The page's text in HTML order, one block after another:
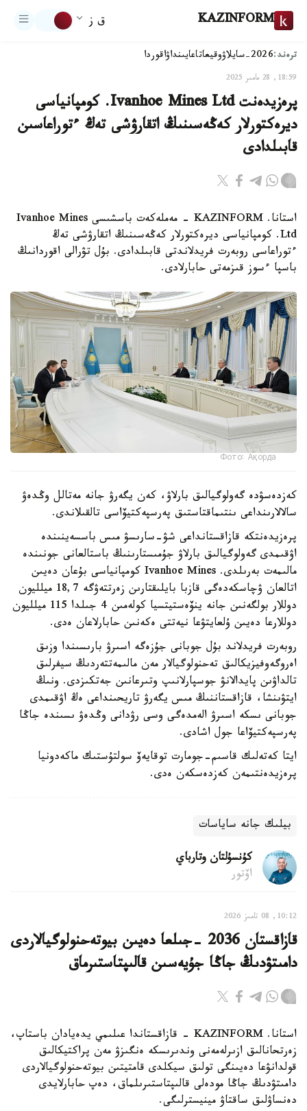
KAZINFORM ق ز
ترەند:2026-سايلاۋ وقيعاتاعايىنداۋاقوردا
18:59, 28 مامىر 2025
پرەزيدەنت Ivanhoe Mines Ltd. كومپانياسى
ديرەكتورلار كەڭەسىنىڭ اتقارۋشى تەڭ ءتوراعاسىن
قابىلدادى
استانا. KAZINFORM - مەملەكەت باسشىسى Ivanhoe Mines
Ltd. كومپانياسى ديرەكتورلار كەڭەسىنىڭ اتقارۋشى تەڭ
ءتوراعاسى روبەرت فريدلاندتى قابىلدادى. بۇل تۋرالى اقوردانىڭ
باسپا ءسوز قىزمەتى حابارلادى.
Фото: Ақорда
كەزدەسۋدە گەولوگيالىق بارلاۋ، كەن يگەرۋ جانە مەتالل وڭدەۋ
سالالارىنداعى ىنتىماقتاستىق پەرسپەكتيۆاسى تالقىلاندى.
پرەزيدەنتكە قازاقستانداعى شۋ-سارىسۋ مىس باسسەينىندە
اۋقىمدى گەولوگيالىق بارلاۋ جۇمىستارىنىڭ باستالعانى جونىندە
مالىمەت بەرىلدى. Ivanhoe Mines كومپانياسى بۇعان دەيىن
اتالعان ۋچاسكەدەگى قازبا بايلىقتارىن زەرتتەۋگە 18,7 ميلليون
دوللار بولگەنىن جانە ينۆەستيتسيا كولەمىن 4 جىلدا 115 ميلليون
دوللارعا دەيىن ۇلعايتۋعا نيەتتى ەكەنىن حابارلاعان ەدى.
روبەرت فريدلاند بۇل جوبانى جۇزەگە اسىرۋ بارىسىندا وزىق
اەروگەوفيزيكالىق تەحنولوگيالار مەن مالىمەتتەردىڭ سيفرلىق
تالداۋىن پايدالانۋ جوسپارلانىپ وتىرعانىن جەتكىزدى. ونىڭ
ايتۋىنشا، قازاقستاننىڭ مىس يگەرۋ تاريحىنداعى ەڭ اۋقىمدى
جوبانى ىسكە اسىرۋ الەمدەگى وسى رۋدانى وڭدەۋ ىسىندە جاڭا
پەرسپەكتيۆاعا جول اشادى.
ايتا كەتەلىك قاسىم-جومارت توقايەۆ سولتۇستىك ماكەدونيا
پرەزيدەنتىمەن كەزدەسكەن ەدى.
بيلىك جانە ساياسات
كۇنسۇلتان وتارباي
اۆتور
10:12, 08 تامىز 2026
قازاقستان 2036 -جىلعا دەيىن بيوتەحنولوگيالاردى
دامىتۋدىڭ جاڭا جۇيەسىن قالىپتاستىرماق
استانا. KAZINFORM - قازاقستاندا عىلىمي يدەيادان باستاپ،
زەرتحانالىق ازىرلەمەنى وندىرىسكە ەنگىزۋ مەن پراكتيكالىق
قولدانۋعا دەيىنگى تولىق سيكلدى قامتيتىن بيوتەحنولوگيالاردى
دامىتۋدىڭ جاڭا مودەلى قالىپتاستىرىلماق، دەپ حابارلايدى
دەنساۋلىق ساقتاۋ مينيسترلىگى.